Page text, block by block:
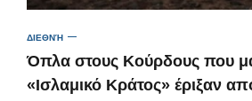
ΔΙΕΘΝΉ
Όπλα στους Κούρδους που
«Ισλαμικό Κράτος» έριξαν